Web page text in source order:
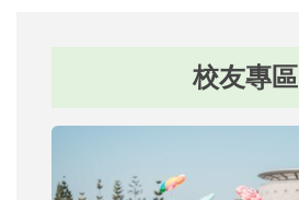
校友專區